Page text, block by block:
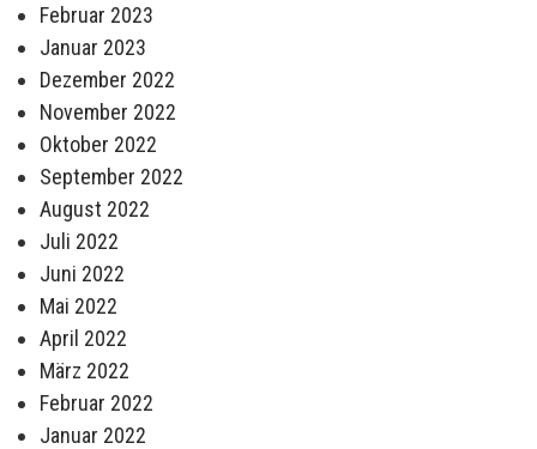
Februar 2023
Januar 2023
Dezember 2022
November 2022
Oktober 2022
September 2022
August 2022
Juli 2022
Juni 2022
Mai 2022
April 2022
März 2022
Februar 2022
Januar 2022